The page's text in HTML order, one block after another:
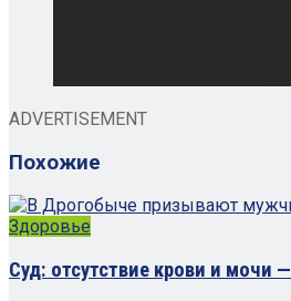
ADVERTISEMENT
Похожие
Здоровье
Суд: отсутствие крови и мочи